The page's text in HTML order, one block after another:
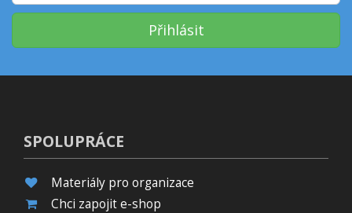
Přihlásit
SPOLUPRÁCE
Materiály pro organizace
Chci zapojit e-shop